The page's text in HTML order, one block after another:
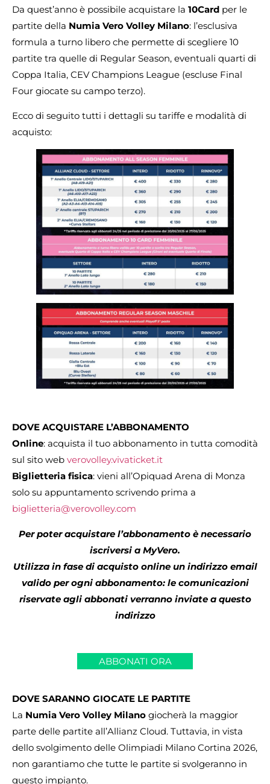
Da quest’anno è possibile acquistare la 10Card per le
partite della Numia Vero Volley Milano: l’esclusiva
formula a turno libero che permette di scegliere 10
partite tra quelle di Regular Season, eventuali quarti di
Coppa Italia, CEV Champions League (escluse Final
Four giocate su campo terzo).
Ecco di seguito tutti i dettagli su tariffe e modalità di
acquisto:
DOVE ACQUISTARE L’ABBONAMENTO
Online: acquista il tuo abbonamento in tutta comodità
sul sito web verovolley.vivaticket.it
Biglietteria fisica: vieni all’Opiquad Arena di Monza
solo su appuntamento scrivendo prima a
biglietteria@verovolley.com
Per poter acquistare l’abbonamento è necessario
iscriversi a MyVero.
Utilizza in fase di acquisto online un indirizzo email
valido per ogni abbonamento: le comunicazioni
riservate agli abbonati verranno inviate a questo
indirizzo
ABBONATI ORA
DOVE SARANNO GIOCATE LE PARTITE
La Numia Vero Volley Milano giocherà la maggior
parte delle partite all’Allianz Cloud. Tuttavia, in vista
dello svolgimento delle Olimpiadi Milano Cortina 2026,
non garantiamo che tutte le partite si svolgeranno in
questo impianto.